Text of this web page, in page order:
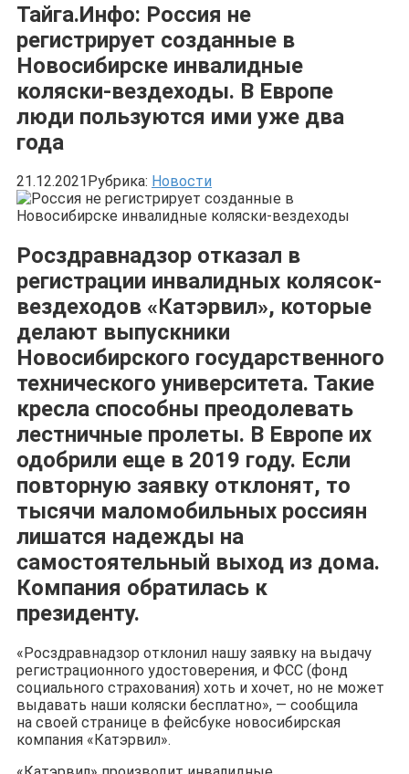
Тайга.Инфо: Россия не
регистрирует созданные в
Новосибирске инвалидные
коляски-вездеходы. В Европе
люди пользуются ими уже два
года
21.12.2021 Рубрика: Новости
Росздравнадзор отказал в
регистрации инвалидных колясок-
вездеходов «Катэрвил», которые
делают выпускники
Новосибирского государственного
технического университета. Такие
кресла способны преодолевать
лестничные пролеты. В Европе их
одобрили еще в 2019 году. Если
повторную заявку отклонят, то
тысячи маломобильных россиян
лишатся надежды на
самостоятельный выход из дома.
Компания обратилась к
президенту.
«Росздравнадзор отклонил нашу заявку на выдачу
регистрационного удостоверения, и ФСС (фонд
социального страхования) хоть и хочет, но не может
выдавать наши коляски бесплатно», — сообщила
на своей странице в фейсбуке новосибирская
компания «Катэрвил».